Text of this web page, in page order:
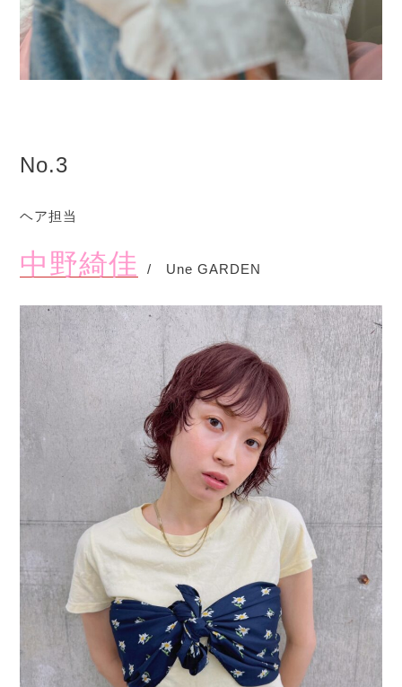
No.3
ヘア担当
中野綺佳 / Une GARDEN